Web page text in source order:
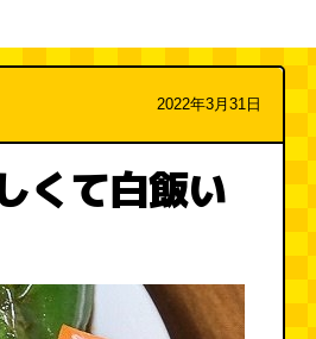
2022年3月31日
くて白飯い